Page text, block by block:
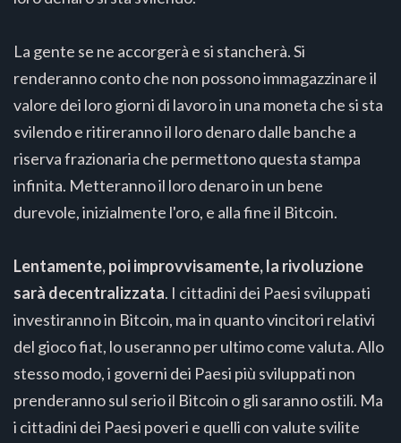
La gente se ne accorgerà e si stancherà. Si
renderanno conto che non possono immagazzinare il
valore dei loro giorni di lavoro in una moneta che si sta
svilendo e ritireranno il loro denaro dalle banche a
riserva frazionaria che permettono questa stampa
infinita. Metteranno il loro denaro in un bene
durevole, inizialmente l'oro, e alla fine il Bitcoin.
Lentamente, poi improvvisamente, la rivoluzione
sarà decentralizzata. I cittadini dei Paesi sviluppati
investiranno in Bitcoin, ma in quanto vincitori relativi
del gioco fiat, lo useranno per ultimo come valuta. Allo
stesso modo, i governi dei Paesi più sviluppati non
prenderanno sul serio il Bitcoin o gli saranno ostili. Ma
i cittadini dei Paesi poveri e quelli con valute svilite